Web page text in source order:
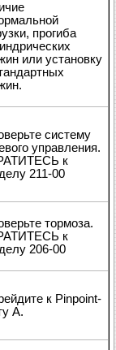
прогиба
или установку
систему
управления.
к
211-00
тормоза.
к
206-00
к Pinpoint-
А.